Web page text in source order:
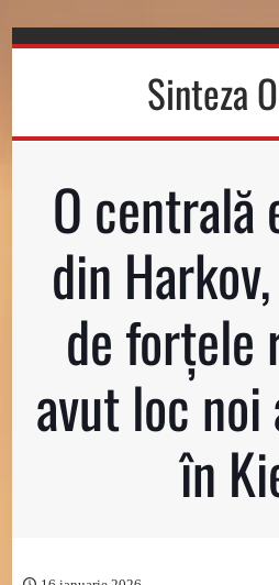
Sinteza
O
din
de forțele
avut loc
în